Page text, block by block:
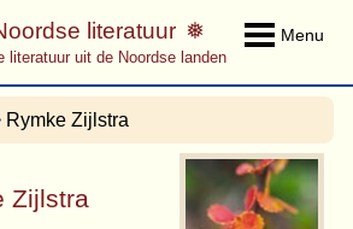
Menu
literatuur
literatuur uit de Noordse landen
Rymke Zijlstra
Zijlstra